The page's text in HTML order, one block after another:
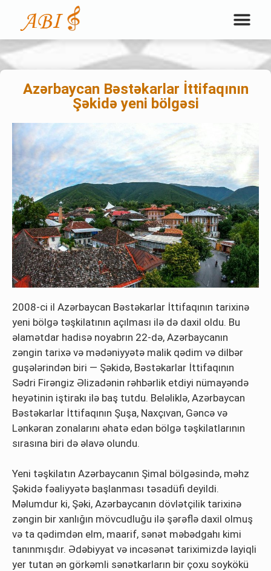
Azərbaycan Bəstəkarlar İttifaqının
Şəkidə yeni bölgəsi
2008-ci il Azərbaycan Bəstəkarlar İttifaqının tarixinə
yeni bölgə təşkilatının açılması ilə də daxil oldu. Bu
əlamətdar hadisə noyabrın 22-də, Azərbaycanın
zəngin tarixə və mədəniyyətə malik qədim və dilbər
guşələrindən biri — Şəkidə, Bəstəkarlar İttifaqının
Sədri Firəngiz Əlizadənin rəhbərlik etdiyi nümayəndə
heyətinin iştirakı ilə baş tutdu. Beləliklə, Azərbaycan
Bəstəkarlar İttifaqının Şuşa, Naxçıvan, Gəncə və
Lənkəran zonalarını əhatə edən bölgə təşkilatlarının
sırasına biri də əlavə olundu.
Yeni təşkilatın Azərbaycanın Şimal bölgəsində, məhz
Şəkidə fəaliyyətə başlanması təsadüfi deyildi.
Məlumdur ki, Şəki, Azərbaycanın dövlətçilik tarixinə
zəngin bir xanlığın mövcudluğu ilə şərəflə daxil olmuş
və ta qədimdən elm, maarif, sənət məbədgahı kimi
tanınmışdır. Ədəbiyyat və incəsənət tariximizdə layiqli
yer tutan ən görkəmli sənətkarların bir çoxu soykökü